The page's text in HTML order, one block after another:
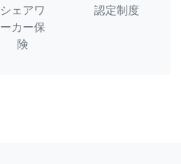
シェアワ
ーカー保
険
認定制度